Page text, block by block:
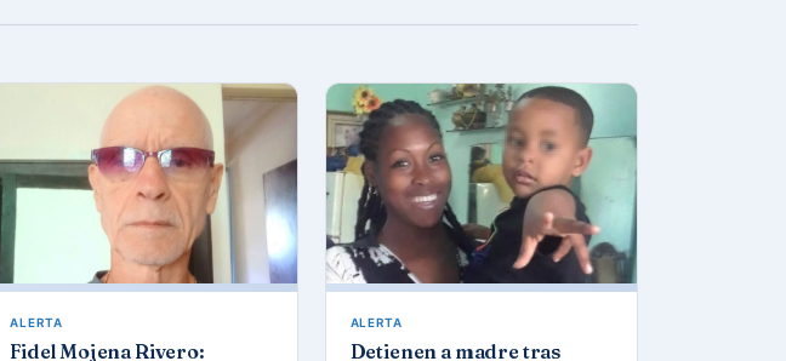
ALERTA
Fidel Mojena Rivero:
ALERTA
Detienen a madre tras